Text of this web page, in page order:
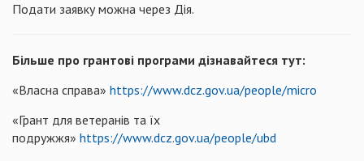
Подати заявку можна через Дія.
Більше про грантові програми дізнавайтеся тут:
«Власна справа» https://www.dcz.gov.ua/people/micro
«Грант для ветеранів та їх
подружжя» https://www.dcz.gov.ua/people/ubd